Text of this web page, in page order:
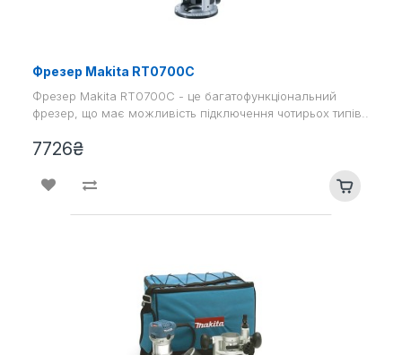
Фрезер Makita RT0700C
Фрезер Makita RT0700C - це багатофункціональний
фрезер, що має можливість підключення чотирьох типів..
7726₴